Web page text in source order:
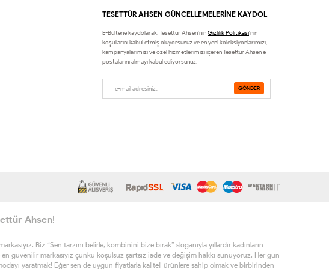
TESETTÜR AHSEN GÜNCELLEMELERİNE KAYDOL
E-Bültene kaydolarak, Tesettür Ahsen'ninGizlilik Politikası'nın
koşullarını kabul etmiş oluyorsunuz ve en yeni koleksiyonlarımızı,
kampanyalarımızı ve özel hizmetlerimizi içeren Tesettür Ahsen e-
postalarını almayı kabul ediyorsunuz.
Ahsen!
Biz “Sen tarzını belirle, kombinini bize bırak” sloganıyla yıllardır kadınların
markasıyız çünkü koşulsuz şartsız iade ve değişim hakkı sunuyoruz. Her gün
yaratmak! Eğer sen de uygun fiyatlarla kaliteli ürünlere sahip olmak ve birbirinden